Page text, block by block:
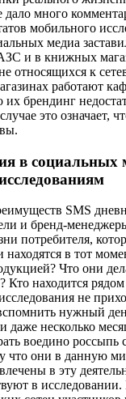
дало много
мобильного
медиа
и в книжных
относящихся к
работают
их брендинг
это означает,
в социальных
SMS
и бренд-
потребителя,
в тот
Что они
Кто находится
не
нужный
даже несколько
воедино
что они в данную
в эту
в